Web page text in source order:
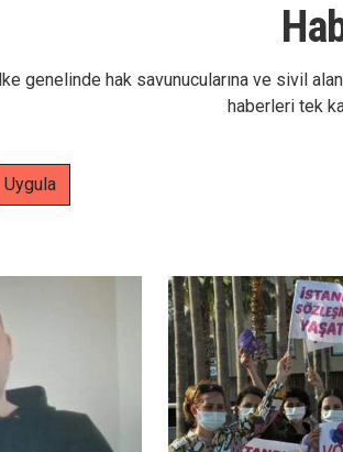
genelinde hak savunucularına ve sivil
haberleri tek